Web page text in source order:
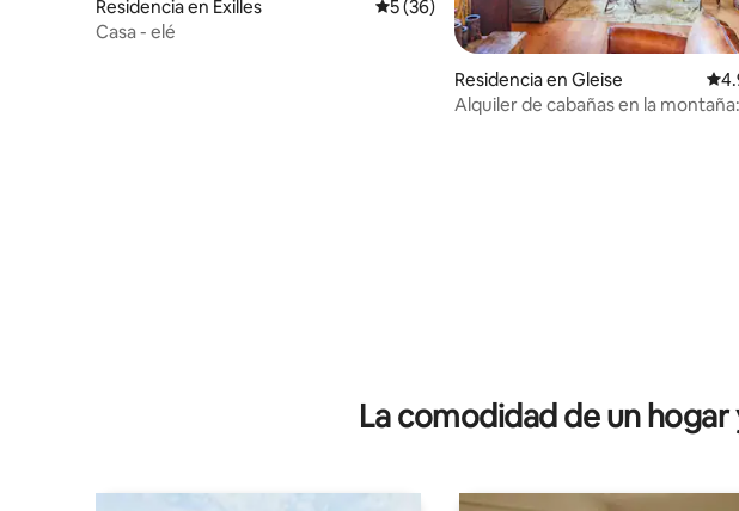
Residencia en Exilles Calificación promedio: 5 de 5; 36
5 (36)
Casa - elé
Residencia en Gleise
Alquiler de cabañas en la montaña:
La comodidad de un